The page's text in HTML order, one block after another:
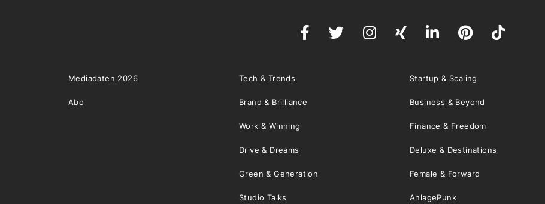
Mediadaten 2026
Abo
Tech & Trends Startup & Scaling
Brand & Brilliance Business & Beyond
Work & Winning Finance & Freedom
Drive & Dreams Deluxe & Destinations
Green & Generation Female & Forward
Studio Talks AnlagePunk